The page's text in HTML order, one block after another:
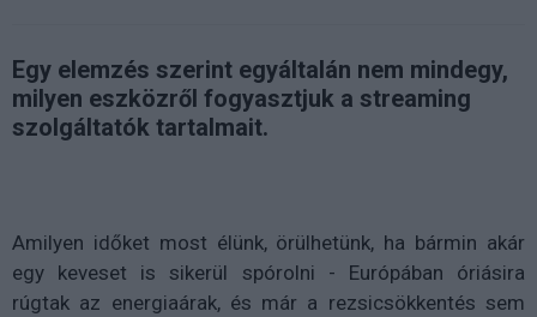
Egy elemzés szerint egyáltalán nem mindegy,
milyen eszközről fogyasztjuk a streaming
szolgáltatók tartalmait.
Amilyen időket most élünk, örülhetünk, ha bármin akár
egy keveset is sikerül spórolni - Európában óriásira
rúgtak az energiaárak, és már a rezsicsökkentés sem